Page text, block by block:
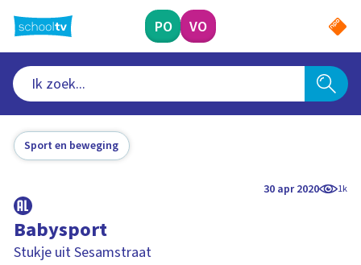
naar
hoofdinhoud
PO VO
Sport en beweging
30 apr 2020 1k
Babysport
Stukje uit Sesamstraat